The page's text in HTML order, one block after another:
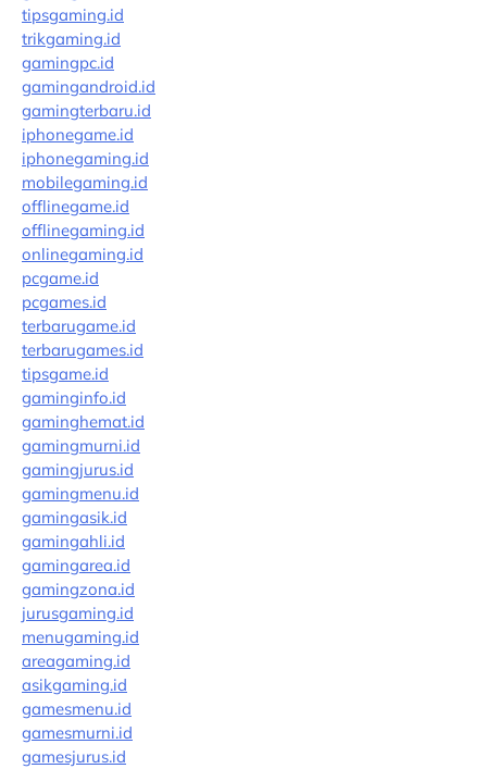
tipsgaming.id
trikgaming.id
gamingpc.id
gamingandroid.id
gamingterbaru.id
iphonegame.id
iphonegaming.id
mobilegaming.id
offlinegame.id
offlinegaming.id
onlinegaming.id
pcgame.id
pcgames.id
terbarugame.id
terbarugames.id
tipsgame.id
gaminginfo.id
gaminghemat.id
gamingmurni.id
gamingjurus.id
gamingmenu.id
gamingasik.id
gamingahli.id
gamingarea.id
gamingzona.id
jurusgaming.id
menugaming.id
areagaming.id
asikgaming.id
gamesmenu.id
gamesmurni.id
gamesjurus.id